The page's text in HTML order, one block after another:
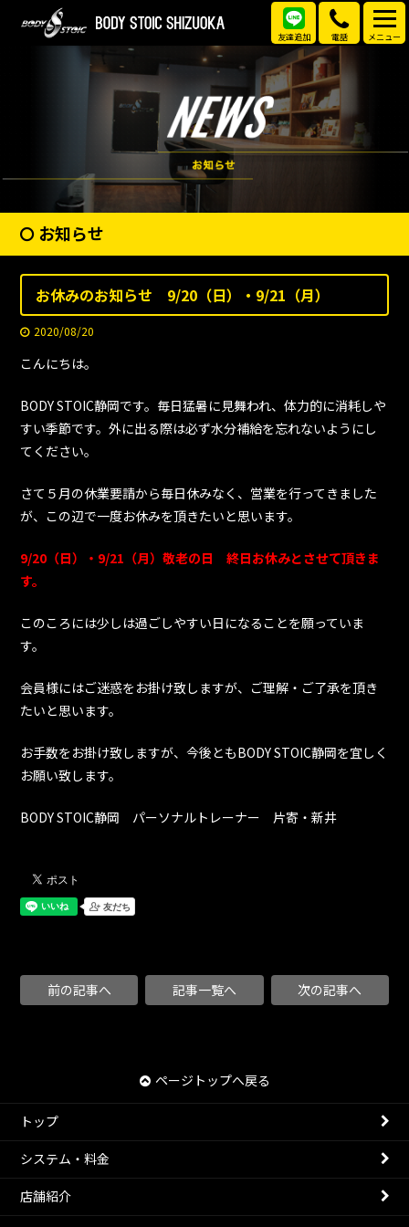
友達追加 電話 メニュー
お知らせ
お休みのお知らせ 9/20（日）・9/21（月）
2020/08/20
こんにちは。
BODY STOIC静岡です。毎日猛暑に見舞われ、体力的に消耗しや
すい季節です。外に出る際は必ず水分補給を忘れないようにし
てください。
さて５月の休業要請から毎日休みなく、営業を行ってきました
が、この辺で一度お休みを頂きたいと思います。
9/20（日）・9/21（月）敬老の日 終日お休みとさせて頂きま
す。
このころには少しは過ごしやすい日になることを願っていま
す。
会員様にはご迷惑をお掛け致しますが、ご理解・ご了承を頂き
たいと思います。
お手数をお掛け致しますが、今後ともBODY STOIC静岡を宜しく
お願い致します。
BODY STOIC静岡 パーソナルトレーナー 片寄・新井
前の記事へ 記事一覧へ 次の記事へ
ページトップへ戻る
トップ
システム・料金
店舗紹介